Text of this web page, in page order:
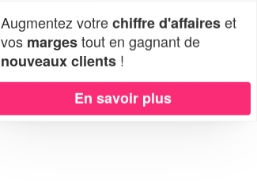
Augmentez votrechiffre d'affaireset
vos margestout en gagnant de
nouveaux clients !
En savoir plus